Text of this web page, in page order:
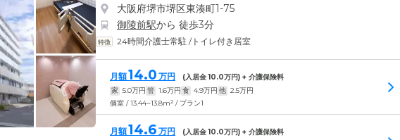
大阪府堺市堺区東湊町1-75
御陵前駅から 徒歩3分
24時間介護士常駐 /トイレ付き居室
月額14.0 万円 (入居金10.0万円) + 介護保険料
家 5.0万円 管 1.6万円 食 4.9万円 他 2.5万円
個室 / 13.44~13.8m2 / プラン1
月額14.6 万円 (入居金10.0万円) + 介護保険料